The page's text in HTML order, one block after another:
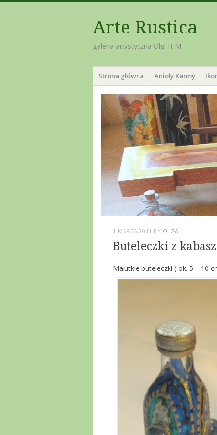
Arte Rustica
galeria artystyczna Olgi H-M
Menu
Skip
to
content
Strona główna Anioły Karmy
1 MARCA 2011 BY OLGA
Buteleczki z
Malutkie buteleczki ( ok. 5 – 10